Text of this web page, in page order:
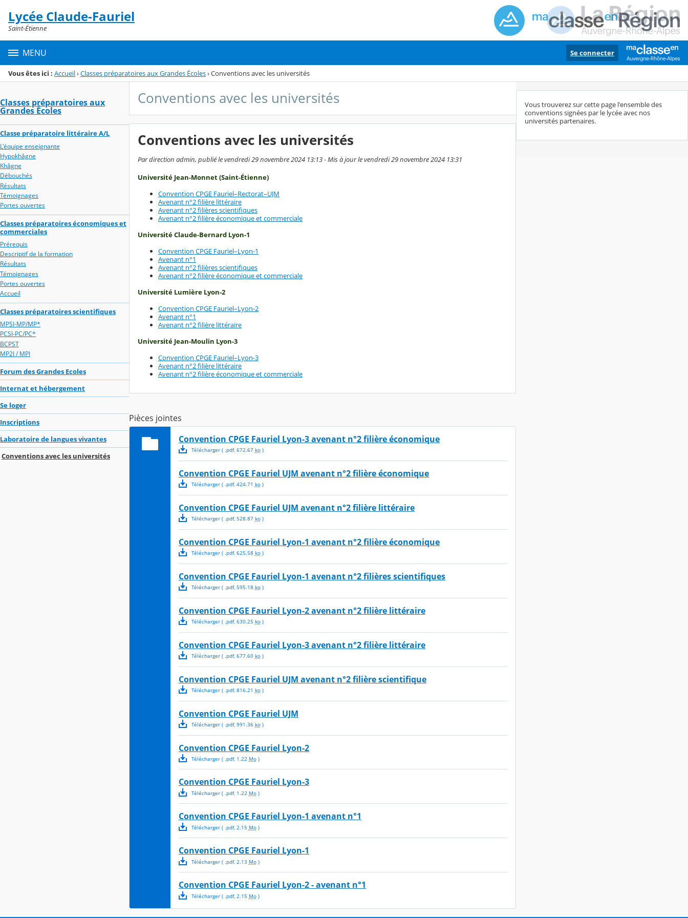
Menu de la rubrique
Contenu
Lycée Claude-Fauriel
Saint-Étienne
MENU Se connecter
Vous êtes ici : Accueil›Classes préparatoires aux Grandes Écoles›Conventions avec les universités
Classes préparatoires aux
Grandes Écoles
Classe préparatoire littéraire A/L
L'équipe enseignante
Hypokhâgne
Khâgne
Débouchés
Résultats
Témoignages
Portes ouvertes
Classes préparatoires économiques et
commerciales
Prérequis
Descriptif de la formation
Résultats
Témoignages
Portes ouvertes
Accueil
Classes préparatoires scientifiques
MPSI-MP/MP*
PCSI-PC/PC*
BCPST
MP2I / MPI
Forum des Grandes Ecoles
Internat et hébergement
Se loger
Inscriptions
Laboratoire de langues vivantes
Conventions avec les universités
Conventions avec les universités
Conventions avec les universités
Par direction admin, publié le vendredi 29 novembre 2024 13:13 - Mis à jour le vendredi 29 novembre 2024 13:31
Université Jean-Monnet (Saint-Étienne)
Convention CPGE Fauriel–Rectorat–UJM
Avenant n°2 filière littéraire
Avenant n°2 filières scientifiques
Avenant n°2 filière économique et commerciale
Université Claude-Bernard Lyon-1
Convention CPGE Fauriel–Lyon-1
Avenant n°1
Avenant n°2 filières scientifiques
Avenant n°2 filière économique et commerciale
Université Lumière Lyon-2
Convention CPGE Fauriel–Lyon-2
Avenant n°1
Avenant n°2 filière littéraire
Université Jean-Moulin Lyon-3
Convention CPGE Fauriel–Lyon-3
Avenant n°2 filière littéraire
Avenant n°2 filière économique et commerciale
Pièces jointes
Convention CPGE Fauriel Lyon-3 avenant n°2 filière économique
Télécharger( .pdf, 672.67 ko)
Convention CPGE Fauriel UJM avenant n°2 filière économique
Télécharger( .pdf, 424.71 ko)
Convention CPGE Fauriel UJM avenant n°2 filière littéraire
Télécharger( .pdf, 528.87 ko)
Convention CPGE Fauriel Lyon-1 avenant n°2 filière économique
Télécharger( .pdf, 625.58 ko)
Convention CPGE Fauriel Lyon-1 avenant n°2 filières scientifiques
Télécharger( .pdf, 595.18 ko)
Convention CPGE Fauriel Lyon-2 avenant n°2 filière littéraire
Télécharger( .pdf, 630.25 ko)
Convention CPGE Fauriel Lyon-3 avenant n°2 filière littéraire
Télécharger( .pdf, 677.60 ko)
Convention CPGE Fauriel UJM avenant n°2 filière scientifique
Télécharger( .pdf, 816.21 ko)
Convention CPGE Fauriel UJM
Télécharger( .pdf, 991.36 ko)
Convention CPGE Fauriel Lyon-2
Télécharger( .pdf, 1.22 Mo)
Convention CPGE Fauriel Lyon-3
Télécharger( .pdf, 1.22 Mo)
Convention CPGE Fauriel Lyon-1 avenant n°1
Télécharger( .pdf, 2.15 Mo)
Convention CPGE Fauriel Lyon-1
Télécharger( .pdf, 2.13 Mo)
Convention CPGE Fauriel Lyon-2 - avenant n°1
Télécharger( .pdf, 2.15 Mo)
Vous trouverez sur cette page l'ensemble des
conventions signées par le lycée avec nos
universités partenaires.